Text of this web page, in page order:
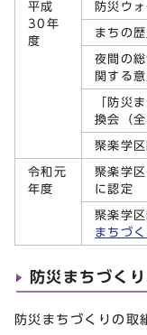
平成
30年
度
防災ウ
まちの
夜間の
関する
「防災
換会（全
聚楽学
令和元
年度
聚楽学
に認定
聚楽学
まちづ
防災まちづく
防災まちづくりの取